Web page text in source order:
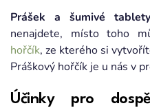
Prášek a šumivé
nenajdete, místo toho
hořčík, ze kterého si
Práškový hořčík je u nás v
Účinky pro